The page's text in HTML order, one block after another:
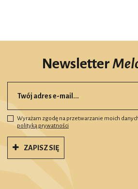
Newsletter
Wyrażam zgodę na przetwarzanie moich
polityką prywatności
ZAPISZ SIĘ